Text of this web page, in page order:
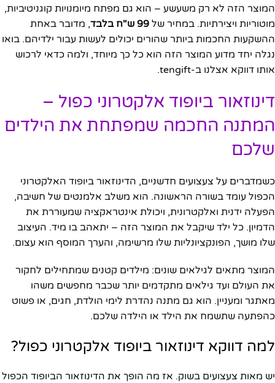
המוצר הזה לא רק משעשע – הוא גם מפתח מיומנויות קוגניטיביות,
מוטוריות ויצירתיות. במחיר של 99 ש"ח בלבד
, מדובר באחת
ההשקעות החכמות ביותר שהורים יכולים לעשות עבור ילדיהם. בואו
נגלה יחד מדוע המוצר הזה הוא כל כך מיוחד, ולמה כדאי לרכוש
אותו דווקא אצלנו ב-tengift.
דינוזאור ביופוד אלקטרוני כפול –
המתנה החכמה שמפתחת את הילדים
שלכם
כשמדברים על צעצועים חדשניים, הדינוזאור ביופוד האלקטרוני
הכפול עומד בשורה הראשונה. הוא משלב אלמנטים של חשיבה,
הפעלה ידנית ואלקטרונית, ויכולת אינטראקציה שמעוררת את
הדמיון. כל ילד שיקבל את המוצר הזה – יתאהב בו מיד. העיצוב
שלו מושך, הפונקציונליות שלו מרשימה, והערך המוסף הוא עצום.
המוצר מתאים לגילאים שונים: מילדים קטנים שמתחילים לחקור
את העולם ועד גילאים מתקדמים יותר שכבר מחפשים משהו
מאתגר ומעניין. הוא גם מתנה נהדרת לימי הולדת, חגים, או פשוט
כהפתעה שתשמח את הילד או הילדה שלכם.
למה דווקא דינוזאור ביופוד אלקטרוני כפול?
יש מאות צעצועים בשוק. אז מה הופך את הדינוזאור הביופוד הכפול